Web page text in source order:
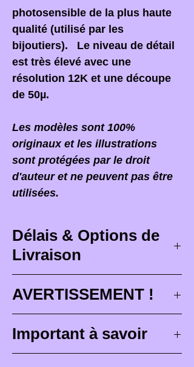
photosensible de la plus haute
qualité (utilisé par les
bijoutiers). Le niveau de détail
est très élevé avec une
résolution 12K et une découpe
de 50µ.
Les modèles sont 100%
originaux et les illustrations
sont protégées par le droit
d'auteur et ne peuvent pas être
utilisées.
Délais & Options de
Livraison
Les délais de livraison
correspondent à des délais
maximum de conception (3 à 4
AVERTISSEMENT !
commande,il est PRIMORDIAL
d'ouvrir votre colis devant le
Important à savoir